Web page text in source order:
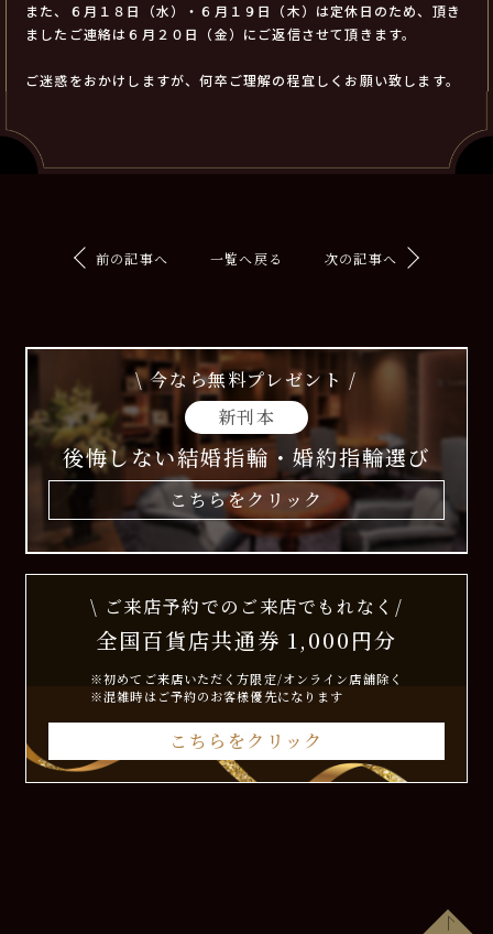
また、６月１８日（水）・６月１９日（木）は定休日のため、頂き
ましたご連絡は６月２０日（金）にご返信させて頂きます。
ご迷惑をおかけしますが、何卒ご理解の程宜しくお願い致します。
前の記事へ 一覧へ戻る 次の記事へ
\ 今なら無料プレゼント /
新刊本
後悔しない結婚指輪・婚約指輪選び
こちらをクリック
\ ご来店予約でのご来店でもれなく/
全国百貨店共通券 1,000円分
※初めてご来店いただく方限定/オンライン店舗除く
※混雑時はご予約のお客様優先になります
こちらをクリック